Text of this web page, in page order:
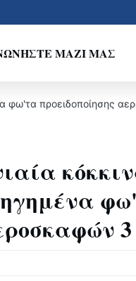
ΜΑΖΊ ΜΑΣ
φω'τα προειδοποίησης
3